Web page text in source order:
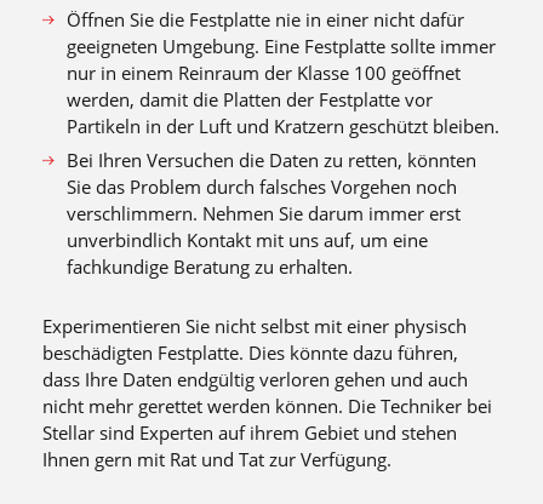
Öffnen Sie die Festplatte nie in einer nicht dafür
geeigneten Umgebung. Eine Festplatte sollte immer
nur in einem Reinraum der Klasse 100 geöffnet
werden, damit die Platten der Festplatte vor
Partikeln in der Luft und Kratzern geschützt bleiben.
Bei Ihren Versuchen die Daten zu retten, könnten
Sie das Problem durch falsches Vorgehen noch
verschlimmern. Nehmen Sie darum immer erst
unverbindlich Kontakt mit uns auf, um eine
fachkundige Beratung zu erhalten.
Experimentieren Sie nicht selbst mit einer physisch
beschädigten Festplatte. Dies könnte dazu führen,
dass Ihre Daten endgültig verloren gehen und auch
nicht mehr gerettet werden können. Die Techniker bei
Stellar sind Experten auf ihrem Gebiet und stehen
Ihnen gern mit Rat und Tat zur Verfügung.